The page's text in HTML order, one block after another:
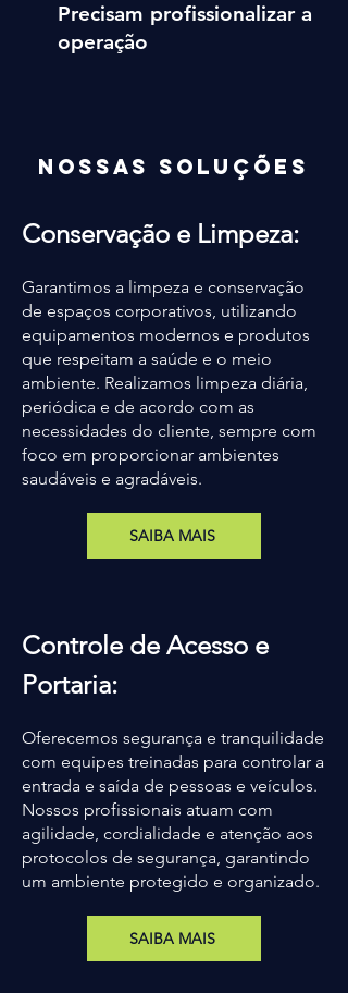
Precisam profissionalizar a
operação
NOSSaS Soluções
Conservação e Limpeza:
Garantimos a limpeza e conservação
de espaços corporativos, utilizando
equipamentos modernos e produtos
que respeitam a saúde e o meio
ambiente. Realizamos limpeza diária,
periódica e de acordo com as
necessidades do cliente, sempre com
foco em proporcionar ambientes
saudáveis e agradáveis.
SAIBA MAIS
Controle de Acesso e
Portaria:
Oferecemos segurança e tranquilidade
com equipes treinadas para controlar a
entrada e saída de pessoas e veículos.
Nossos profissionais atuam com
agilidade, cordialidade e atenção aos
protocolos de segurança, garantindo
um ambiente protegido e organizado.
SAIBA MAIS